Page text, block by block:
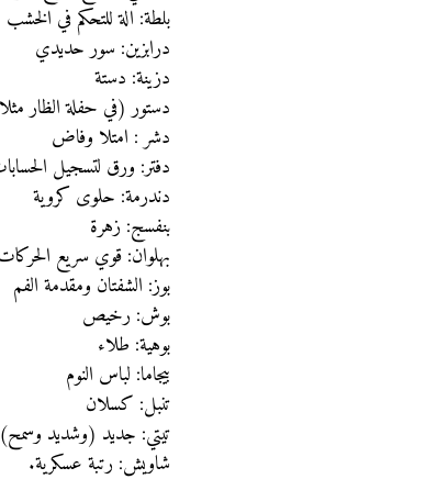
بلطة: الة للتحكم في الخشب
درابزين: سور حديدي
دزينة: دستة
دستور (في حفلة الظار
دشر : امتلا وفاض
دفتر: ورق لتسجيل
دندرمة: حلوى كروية
بنفسج: زهرة
بهلوان: قوي سريع
بوز: الشفتان ومقدمة الفم
بوش: رخيص
بوهية: طلاء
بيجاما: لباس النوم
تنبل: كسلان
تيتي: جديد (وشديد وسمح)
شاويش: رتبة عسكرية.